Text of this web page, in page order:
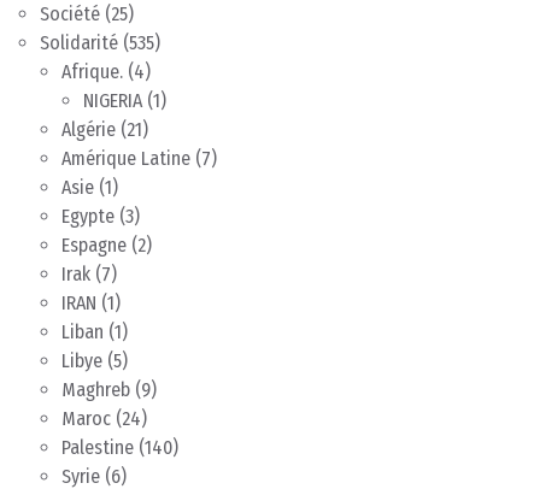
Société (25)
Solidarité (535)
Afrique. (4)
NIGERIA(1)
Algérie (21)
Amérique Latine (7)
Asie (1)
Egypte (3)
Espagne (2)
Irak (7)
IRAN (1)
Liban (1)
Libye (5)
Maghreb (9)
Maroc (24)
Palestine (140)
Syrie (6)